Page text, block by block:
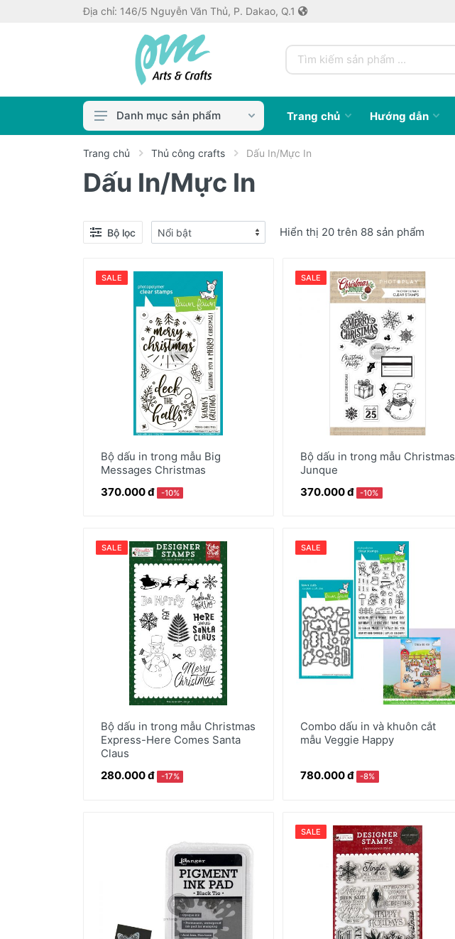
Địa chỉ: 146/5 Nguyễn Văn Thủ, P. Dakao, Q.1
Màu & Dung Môi
Cọ & Dụng Cụ
Thủ công crafts
Máy bế / Khuôn
Sổ/Giấy Vẽ
Thiệp/Quà tặng
Scrapbook & Giấy paper pad
Danh mục sản phẩm Trang chủ Hướng dẫn
Trang chủ Thủ công crafts Dấu In/Mực In
Dấu In/Mực In
Bộ lọc Hiển thị 20 trên 88 sản phẩm
SALE
Bộ dấu in trong mẫu Big
Messages Christmas
370.000 đ
-10%
SALE
Bộ dấu in trong mẫu Christmas
Junque
370.000 đ
-10%
SALE
Bộ dấu in trong mẫu Christmas
Express-Here Comes Santa
Claus
280.000 đ
-17%
SALE
Combo dấu in và khuôn cắt
mẫu Veggie Happy
780.000 đ -8%
SALE